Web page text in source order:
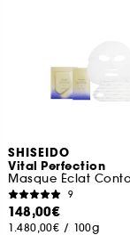
SHISEIDO
Vital Perfection
9
148,00€
1.480,00€ / 100g